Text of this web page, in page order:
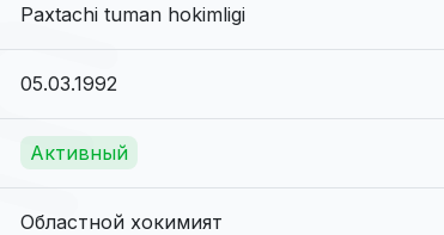
Paxtachi tuman hokimligi
05.03.1992
Активный
Областной хокимият